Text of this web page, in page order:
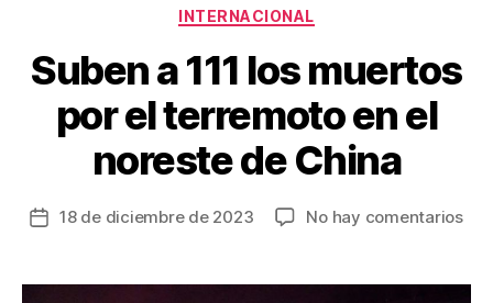
Categorías
INTERNACIONAL
Suben a 111 los muertos
por el terremoto en el
noreste de China
Fecha
entrada
18 de diciembre de 2023 No hay comentariosen
111